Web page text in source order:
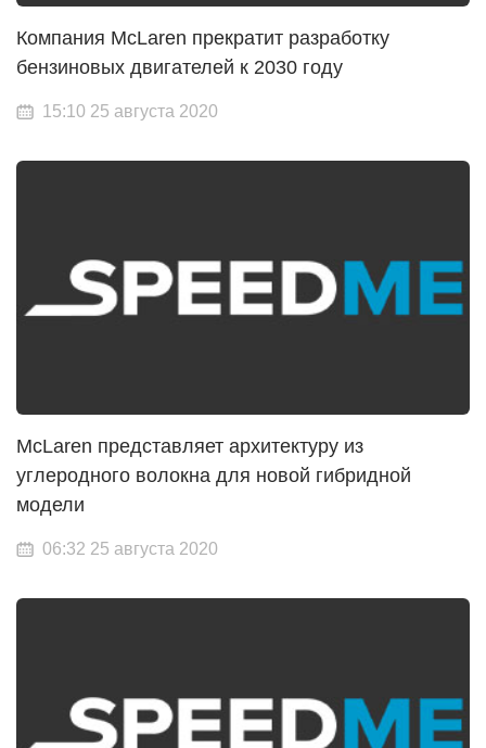
Компания McLaren прекратит разработку
бензиновых двигателей к 2030 году
15:10 25 августа 2020
McLaren представляет архитектуру из
углеродного волокна для новой гибридной
модели
06:32 25 августа 2020